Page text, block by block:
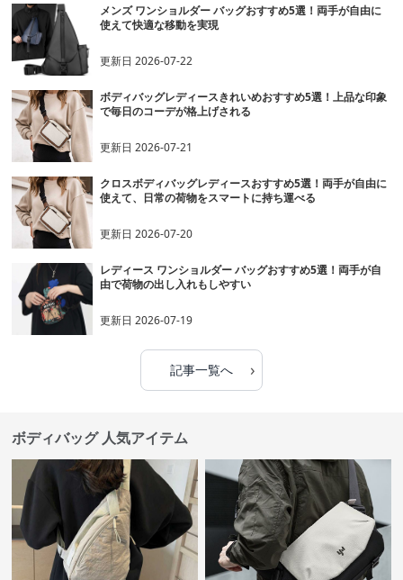
メンズ ワンショルダー バッグおすすめ5選！両手が自由に
使えて快適な移動を実現
更新日2026-07-22
ボディバッグレディースきれいめおすすめ5選！上品な印象
で毎日のコーデが格上げされる
更新日2026-07-21
クロスボディバッグレディースおすすめ5選！両手が自由に
使えて、日常の荷物をスマートに持ち運べる
更新日2026-07-20
レディース ワンショルダー バッグおすすめ5選！両手が自
由で荷物の出し入れもしやすい
更新日2026-07-19
記事一覧へ ›
ボディバッグ 人気アイテム